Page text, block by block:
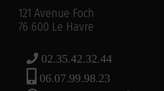
121 Avenue Foch
76 600 Le Havre
02.35.42.32.44
06.07.99.98.23